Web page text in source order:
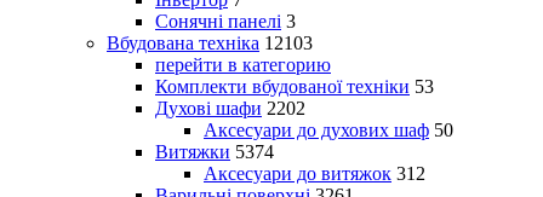
Сонячні панелі 3
Вбудована техніка 12103
перейти в категорию
Комплекти вбудованої техніки 53
Духові шафи 2202
Аксесуари до духових шаф 50
Витяжки 5374
Аксесуари до витяжок 312